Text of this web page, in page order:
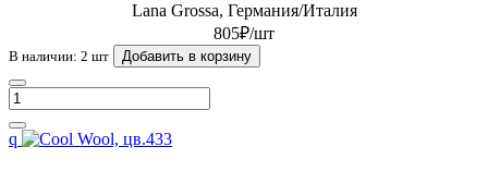
Lana Grossa, Германия/Италия
805₽/шт
В наличии: 2 шт Добавить в корзину
q